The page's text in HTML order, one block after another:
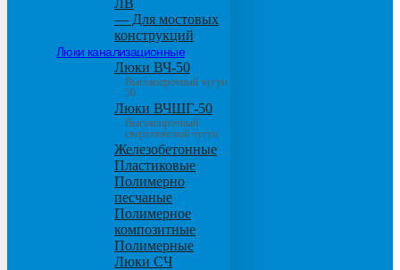
— Для мостовых
конструкций
Люки канализационные
Люки ВЧ-50
Высокопрочный чугун
50
Люки ВЧШГ-50
Высокопрочный
сверхтяжелый чугун
Железобетонные
Пластиковые
Полимерно
песчаные
Полимерное
композитные
Полимерные
Люки СЧ